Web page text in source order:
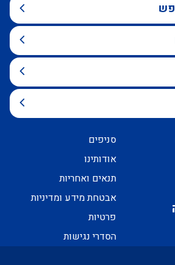
סניפים
אודותינו
תנאים ואחריות
אבטחת מידע ומדיניות
פרטיות
הסדרי נגישות